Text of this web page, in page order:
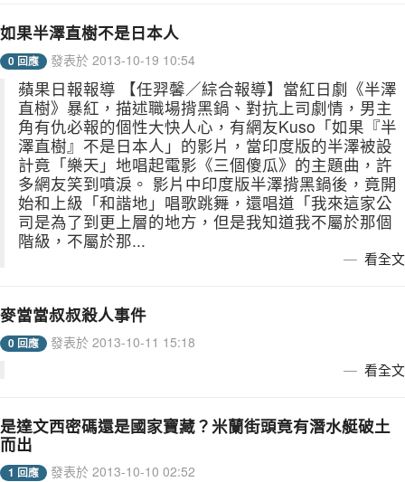
如果半澤直樹不是日本人
0 回應 發表於 2013-10-19 10:54
蘋果日報報導 【任羿馨／綜合報導】當紅日劇《半澤
直樹》暴紅，描述職場揹黑鍋、對抗上司劇情，男主
角有仇必報的個性大快人心，有網友Kuso「如果『半
澤直樹』不是日本人」的影片，當印度版的半澤被設
計竟「樂天」地唱起電影《三個傻瓜》的主題曲，許
多網友笑到噴淚。 影片中印度版半澤揹黑鍋後，竟開
始和上級「和諧地」唱歌跳舞，還唱道「我來這家公
司是為了到更上層的地方，但是我知道我不屬於那個
階級，不屬於那...
看全文
麥當當叔叔殺人事件
0 回應 發表於 2013-10-11 15:18
看全文
是達文西密碼還是國家寶藏？米蘭街頭竟有潛水艇破土
而出
1 回應 發表於 2013-10-10 02:52